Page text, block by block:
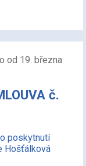
od 19. března
č.
poskytnutí
Hošťálková